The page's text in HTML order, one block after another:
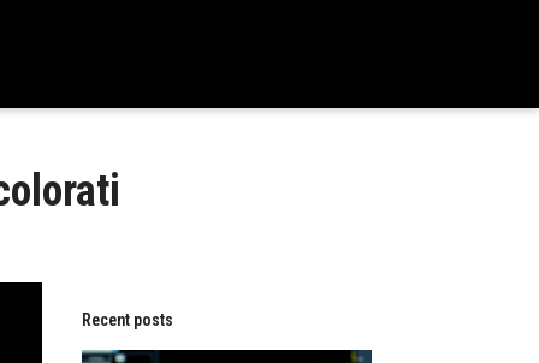
Recent posts